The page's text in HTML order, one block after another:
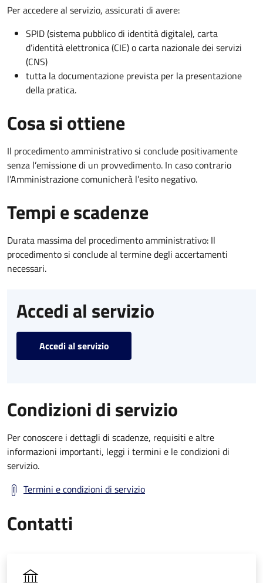
Per accedere al servizio, assicurati di avere:
SPID (sistema pubblico di identità digitale), carta
d’identità elettronica (CIE) o carta nazionale dei servizi
(CNS)
tutta la documentazione prevista per la presentazione
della pratica.
Cosa si ottiene
Il procedimento amministrativo si conclude positivamente
senza l’emissione di un provvedimento. In caso contrario
l’Amministrazione comunicherà l’esito negativo.
Tempi e scadenze
Durata massima del procedimento amministrativo: Il
procedimento si conclude al termine degli accertamenti
necessari.
Accedi al servizio
Accedi al servizio
Condizioni di servizio
Per conoscere i dettagli di scadenze, requisiti e altre
informazioni importanti, leggi i termini e le condizioni di
servizio.
Termini e condizioni di servizio
Contatti